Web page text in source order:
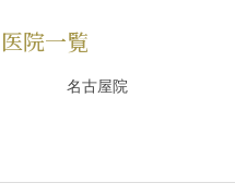
医院一覧
名古屋院